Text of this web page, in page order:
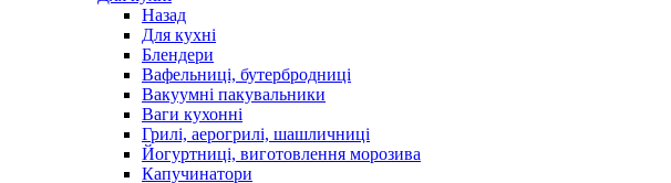
Назад
Для кухні
Блендери
Вафельниці, бутербродниці
Вакуумні пакувальники
Ваги кухонні
Грилі, аерогрилі, шашличниці
Йогуртниці, виготовлення морозива
Капучинатори